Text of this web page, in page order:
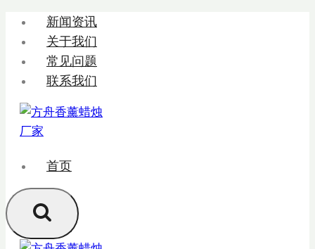
新闻资讯
关于我们
常见问题
联系我们
首页